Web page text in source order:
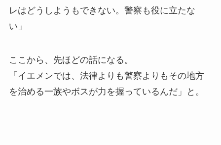
レはどうしようもできない。警察も役に立たな
い」
ここから、先ほどの話になる。
「イエメンでは、法律よりも警察よりもその地方
を治める一族やボスが力を握っているんだ」と。